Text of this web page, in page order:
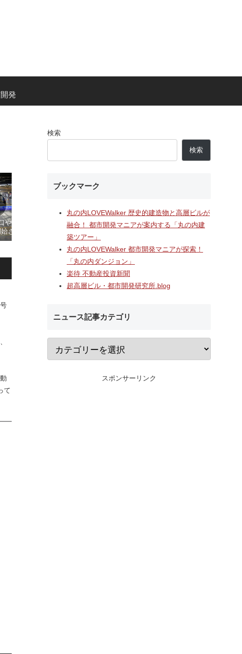
発
やホームドア
された「相鉄
工事」！！駅
村岡・深沢地区エリアに開業
「MCUD・HASEKO Retail鎌
倉梶原」！！2026年8月28日
にカインズ、9月1日にライフ
が開業へ！！
千葉ニュータウンで
築工事」！！AI・
て
検索
検索
ブックマーク
丸の内LOVEWalker 歴史的建造物と高層ビルが
融合！ 都市開発マニアが案内する「丸の内建
築ツアー」
丸の内LOVEWalker 都市開発マニアが探索！
「丸の内ダンジョン」
楽待 不動産投資新聞
超高層ビル・都市開発研究所.blog
ニュース記事カテゴリ
スポンサーリンク